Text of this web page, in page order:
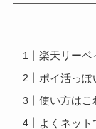
楽天リーベ
ポイ活っぽ
使い方はこ
よくネッ